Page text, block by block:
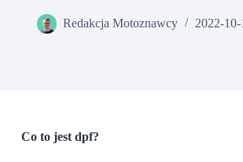
Redakcja Motoznawcy 2022-10-
Co to jest dpf?